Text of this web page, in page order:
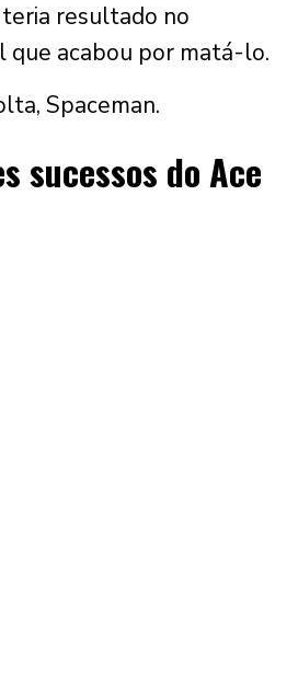
teria resultado no
que acabou por matá-lo.
Spaceman.
sucessos do Ace